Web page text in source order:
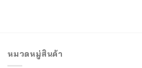
หมวดหมู่สินค้า